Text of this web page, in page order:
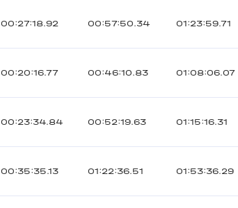
00:27:18.92 00:57:50.34 01:23:59.71
00:20:16.77 00:46:10.83 01:08:06.07
00:23:34.84 00:52:19.63 01:15:16.31
00:35:35.13 01:22:36.51 01:53:36.29